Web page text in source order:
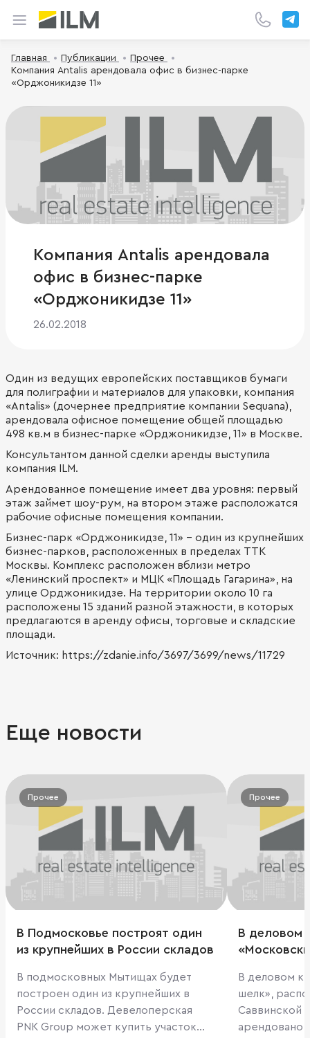
Главная Публикации
Прочее
Компания Antalis арендовала офис в бизнес-парке
«Орджоникидзе 11»
Компания Antalis арендовала
офис в бизнес-парке
«Орджоникидзе 11»
26.02.2018
Один из ведущих европейских поставщиков бумаги
для полиграфии и материалов для упаковки, компания
«Antalis» (дочернее предприятие компании Sequana),
арендовала офисное помещение общей площадью
498 кв.м в бизнес-парке «Орджоникидзе, 11» в Москве.
Консультантом данной сделки аренды выступила
компания ILM.
Арендованное помещение имеет два уровня: первый
этаж займет шоу-рум, на втором этаже расположатся
рабочие офисные помещения компании.
Бизнес-парк «Орджоникидзе, 11» – один из крупнейших
бизнес-парков, расположенных в пределах ТТК
Москвы. Комплекс расположен вблизи метро
«Ленинский проспект» и МЦК «Площадь Гагарина», на
улице Орджоникидзе. На территории около 10 га
расположены 15 зданий разной этажности, в которых
предлагаются в аренду офисы, торговые и складские
площади.
Источник: https://zdanie.info/3697/3699/news/11729
Еще новости
Прочее
В Подмосковье построят один
из крупнейших в России складов
В подмосковных Мытищах будет
построен один из крупнейших в
России складов. Девелоперская
PNK Group может купить участок
Прочее
В деловом
В деловом
шелк»,
Саввинской
арендовано